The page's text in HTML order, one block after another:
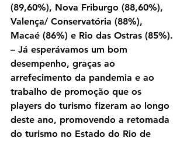
(89,60%), Nova Friburgo (88,60%),
Valença/ Conservatória (88%),
Macaé (86%) e Rio das Ostras (85%).
– Já esperávamos um bom
desempenho, graças ao
arrefecimento da pandemia e ao
trabalho de promoção que os
players do turismo fizeram ao longo
deste ano, promovendo a retomada
do turismo no Estado do Rio de